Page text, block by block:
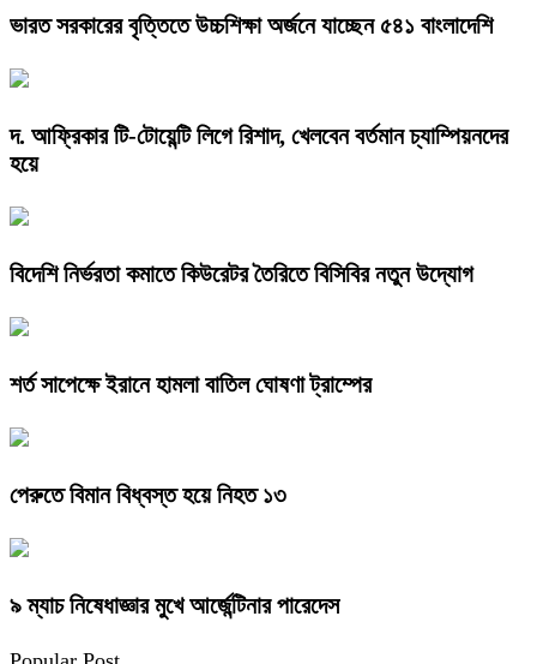
ভারত সরকারের বৃত্তিতে উচ্চশিক্ষা অর্জনে যাচ্ছেন ৫৪১ বাংলাদেশি
দ. আফ্রিকার টি-টোয়েন্টি লিগে রিশাদ, খেলবেন বর্তমান চ্যাম্পিয়নদের
হয়ে
বিদেশি নির্ভরতা কমাতে কিউরেটর তৈরিতে বিসিবির নতুন উদ্যোগ
শর্ত সাপেক্ষে ইরানে হামলা বাতিল ঘোষণা ট্রাম্পের
পেরুতে বিমান বিধ্বস্ত হয়ে নিহত ১৩
৯ ম্যাচ নিষেধাজ্ঞার মুখে আর্জেন্টিনার পারেদেস